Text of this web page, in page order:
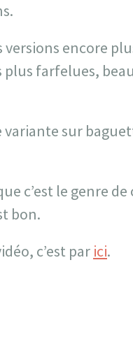
encore
plus farfelues,
variante sur
c’est le genre
bon.
c’est par ici.